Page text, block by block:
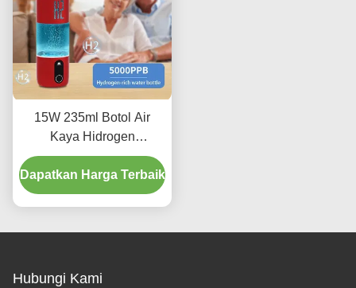
15W 235ml Botol Air
Kaya Hidrogen
Konsentrasi Tinggi
2000ppb
Dapatkan Harga Terbaik
Hubungi Kami